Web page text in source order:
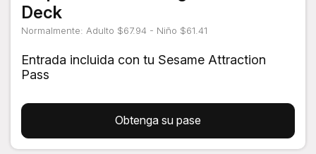
Deck
Normalmente: Adulto $67.94 - Niño $61.41
Entrada incluida con tu Sesame Attraction
Pass
Obtenga su pase